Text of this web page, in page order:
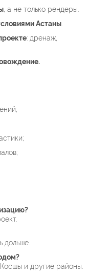
, а не только рендеры.
Астаны
: дренаж,
дольше.
и другие районы.